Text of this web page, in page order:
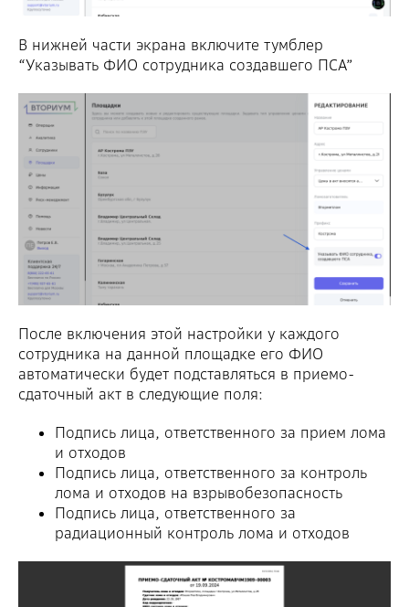
В нижней части экрана включите тумблер
“Указывать ФИО сотрудника создавшего ПСА”
После включения этой настройки у каждого
сотрудника на данной площадке его ФИО
автоматически будет подставляться в приемо-
сдаточный акт в следующие поля:
Подпись лица, ответственного за прием лома
и отходов
Подпись лица, ответственного за контроль
лома и отходов на взрывобезопасность
Подпись лица, ответственного за
радиационный контроль лома и отходов